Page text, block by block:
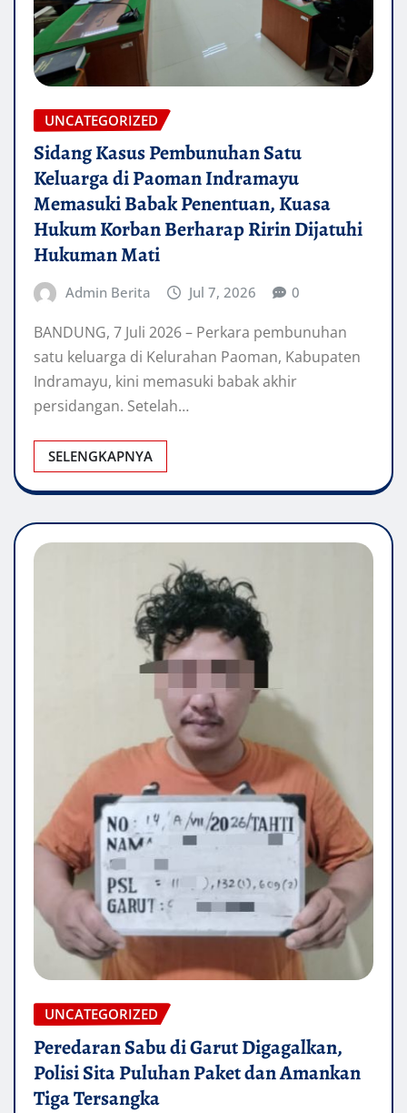
UNCATEGORIZED
Sidang Kasus Pembunuhan Satu
Keluarga di Paoman Indramayu
Memasuki Babak Penentuan, Kuasa
Hukum Korban Berharap Ririn Dijatuhi
Hukuman Mati
Admin Berita Jul 7, 2026 0
BANDUNG, 7 Juli 2026 – Perkara pembunuhan
satu keluarga di Kelurahan Paoman, Kabupaten
Indramayu, kini memasuki babak akhir
persidangan. Setelah…
SELENGKAPNYA
UNCATEGORIZED
Peredaran Sabu di Garut Digagalkan,
Polisi Sita Puluhan Paket dan Amankan
Tiga Tersangka